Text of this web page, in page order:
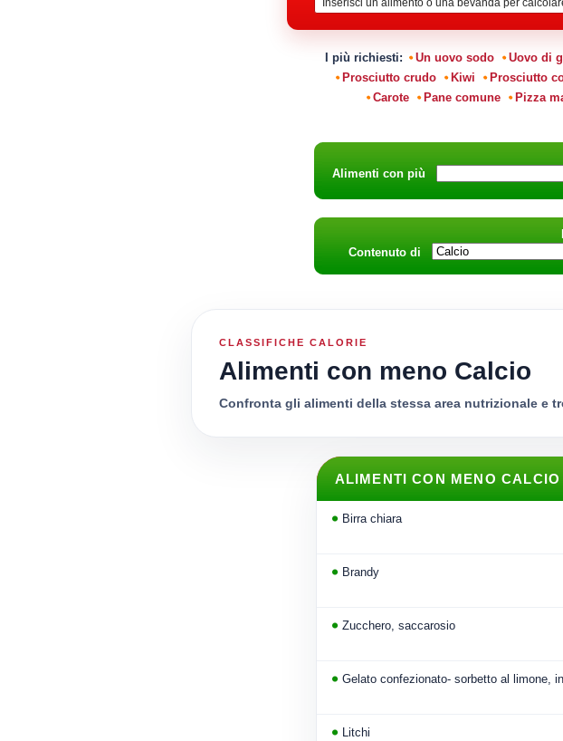
I più richiesti: Un uovo sodo Uovo di
Prosciutto crudo
Kiwi Prosciutto
Carote
Pane comune Pizza
Alimenti con più
Contenuto di
CLASSIFICHE CALORIE
Alimenti con meno Calcio
Confronta gli alimenti della stessa area nutrizionale e
ALIMENTI CON MENO CALCIO
Birra chiara
Brandy
Zucchero, saccarosio
Gelato confezionato- sorbetto al limone,
Litchi